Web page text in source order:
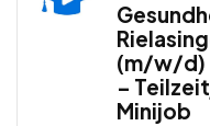
(m/w/d)
–
Minijob